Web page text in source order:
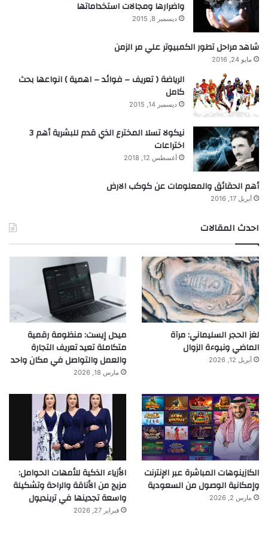
واضرارها ومجالات استخداماتها
ديسمبر 8, 2015
شاهد مراحل تطور الكمبيوتر علي مر الزمن
مايو 24, 2016
الرياضة ( تعريف – فوائد – اهمية ) انواعها بحث
كامل
ديسمبر 14, 2015
نيكولا تسلا المخترع الذي قدم للبشرية أهم 3
اختراعات
أغسطس 12, 2018
أهم الحقائق والمعلومات عن كوكب الارض
أبريل 17, 2016
احدث المقالات
لغز الحجر السليماني: مرآة
الماضي ونبوءة الزوال
أبريل 12, 2026
ميدل إيست: منظومة رقمية
متكاملة تعيد تعريف التجارة
والعمل والتواصل في مكان واحد
مارس 18, 2026
الكازينوهات المباشرة عبر الإنترنت
وإمكانية الوصول من السعودية
مارس 2, 2026
الأزياء الذكية للأمهات الحوامل:
مزيج من الأناقة والراحة وتشكيلة
واسعة تجدينها في ترينديول
فبراير 27, 2026